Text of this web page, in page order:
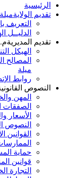
الرئيسية
تقديم الولايةميلة
التعريف
الدليــل
تقديم المديرية
الهيكل
المصالح
ميلة
روابط
النصوص
المهن
الصفقات
الأسعار
النصوص
القوانين
حماية
قوانين
التجارة